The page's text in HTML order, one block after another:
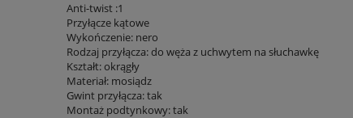
Anti-twist :1
Przyłącze kątowe
Wykończenie: nero
Rodzaj przyłącza: do węża z uchwytem na słuchawkę
Kształt: okrągły
Materiał: mosiądz
Gwint przyłącza: tak
Montaż podtynkowy: tak